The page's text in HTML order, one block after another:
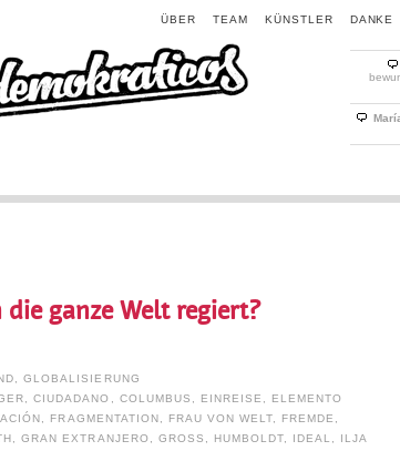
DANKE
KÜNSTLER
TEAM
ÜBER
ganze Welt regiert?
,GLOBALISIERUNG
,CIUDADANO COLUMBUS EINREISE
ELEMENTO
FRAGMENTATION FRAU VON WELT FREMDE
,GRAN EXTRANJERO GROSS HUMBOLDT IDEAL
ILJA